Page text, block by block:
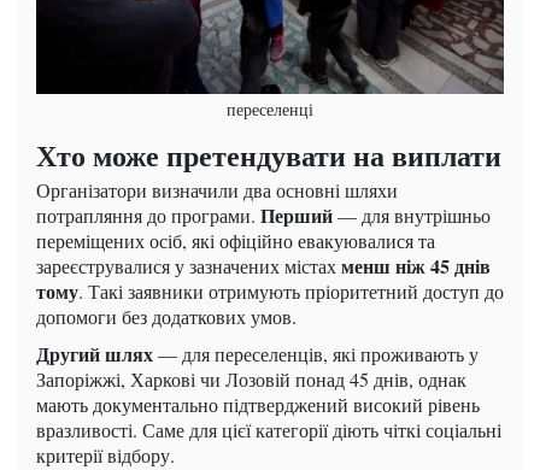
переселенці
Хто може претендувати на виплати
Організатори визначили два основні шляхи
потрапляння до програми. Перший— для внутрішньо
переміщених осіб, які офіційно евакуювалися та
зареєструвалися у зазначених містахменш ніж 45 днів
тому. Такі заявники отримують пріоритетний доступ до
допомоги без додаткових умов.
Другий шлях— для переселенців, які проживають у
Запоріжжі, Харкові чи Лозовій понад 45 днів, однак
мають документально підтверджений високий рівень
вразливості. Саме для цієї категорії діють чіткі соціальні
критерії відбору.